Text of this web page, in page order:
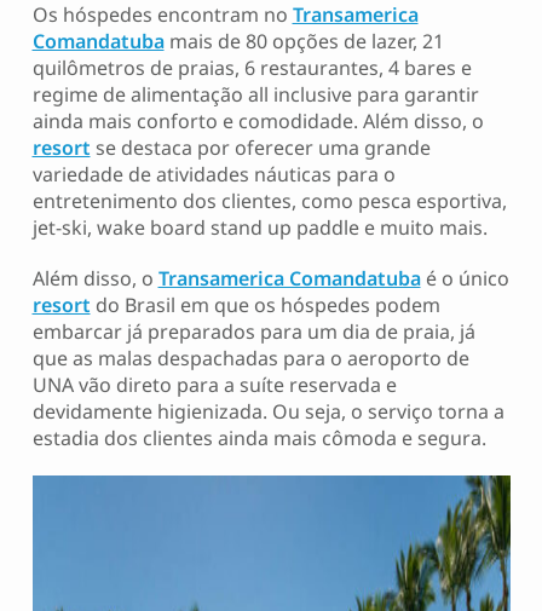
Os hóspedes encontram no Transamerica
Comandatubamais de 80 opções de lazer, 21
quilômetros de praias, 6 restaurantes, 4 bares e
regime de alimentação all inclusive para garantir
ainda mais conforto e comodidade. Além disso, o
resort se destaca por oferecer uma grande
variedade de atividades náuticas para o
entretenimento dos clientes, como pesca esportiva,
jet-ski, wake board stand up paddle e muito mais.
Além disso, o Transamerica Comandatubaé o único
resort do Brasil em que os hóspedes podem
embarcar já preparados para um dia de praia, já
que as malas despachadas para o aeroporto de
UNA vão direto para a suíte reservada e
devidamente higienizada. Ou seja, o serviço torna a
estadia dos clientes ainda mais cômoda e segura.